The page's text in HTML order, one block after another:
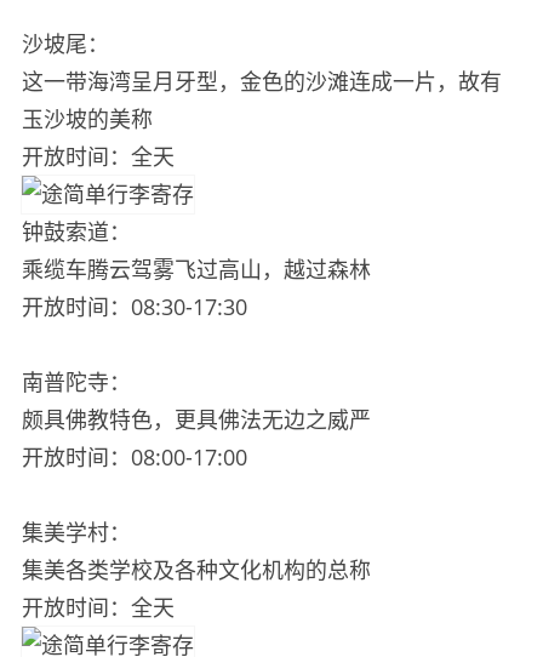
沙坡尾：
这一带海湾呈月牙型，金色的沙滩连成一片，故有
玉沙坡的美称
开放时间：全天
钟鼓索道：
乘缆车腾云驾雾飞过高山，越过森林
开放时间：08:30-17:30
南普陀寺：
颇具佛教特色，更具佛法无边之威严
开放时间：08:00-17:00
集美学村：
集美各类学校及各种文化机构的总称
开放时间：全天